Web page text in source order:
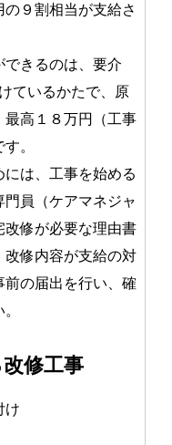
９割相当が支給さ
きるのは、要介
ているかたで、原
最高１８万円（工事
。
は、工事を始める
員（ケアマネジャ
改修が必要な理由書
改修内容が支給の対
の届出を行い、確
修工事
け